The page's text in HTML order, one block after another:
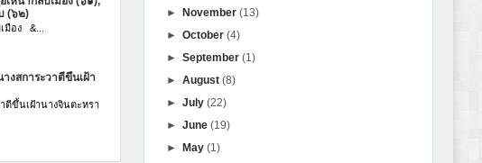
(๖๒)
มือง &...
งสการะวาตีขึ้นเฝ้า
ตีขึ้นเฝ้านางจินตะหรา
►
November(13)
►October(4)
►September(1)
►August(8)
►July(22)
►June(19)
►
May(1)